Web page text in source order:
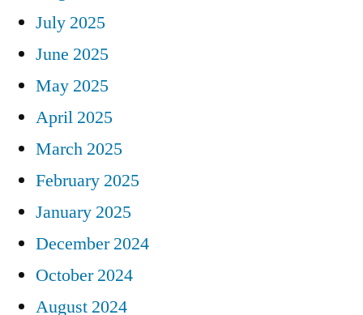
July 2025
June 2025
May 2025
April 2025
March 2025
February 2025
January 2025
December 2024
October 2024
August 2024